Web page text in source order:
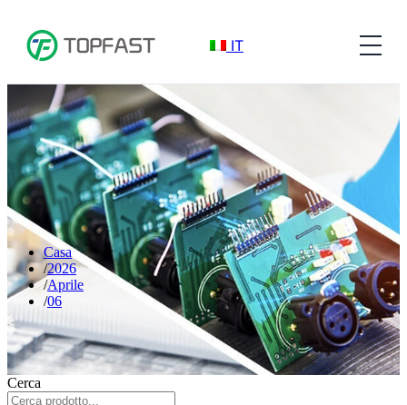
IT
Casa
2026
Aprile
06
Cerca